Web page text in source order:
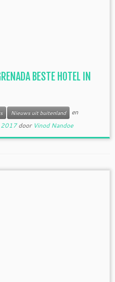
BESTE HOTEL IN
Nieuws uit buitenland
en
2017 door Vinod Nandoe